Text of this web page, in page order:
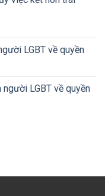
LGBT về quyền
LGBT về quyền